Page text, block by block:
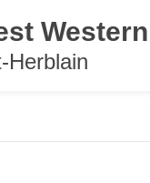
Western
Herblain